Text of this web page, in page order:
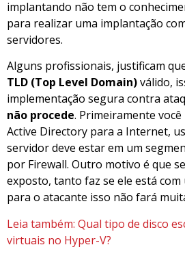
implantando não tem o
para realizar uma implantação
servidores.
Alguns profissionais, justificam
TLD (Top Level Domain)válido,
implementação segura contra
não procede. Primeiramente
Active Directory para a Internet,
servidor deve estar em um
por Firewall. Outro motivo é que
exposto, tanto faz se ele está
para o atacante isso não fará
Leia também: Qual tipo de disco
virtuais no Hyper-V?